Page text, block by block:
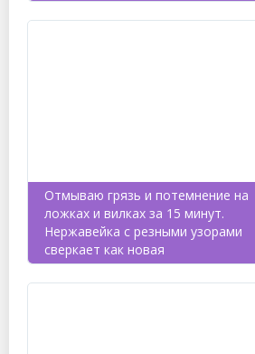
Отмываю грязь и потемнение на
ложках и вилках за 15 минут.
Нержавейка с резными узорами
сверкает как новая